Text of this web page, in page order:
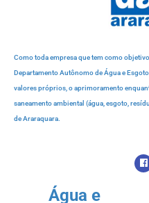
Como toda empresa que tem como
Departamento Autônomo de Água e
valores próprios, o aprimoramento
saneamento ambiental (água, esgoto,
de Araraquara.
Água e